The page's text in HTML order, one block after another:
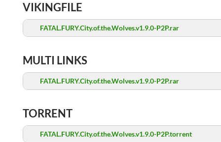
VIKINGFILE
FATAL.FURY.City.of.the.Wolves.v1.9.0-P2P.rar
MULTI LINKS
FATAL.FURY.City.of.the.Wolves.v1.9.0-P2P.rar
TORRENT
FATAL.FURY.City.of.the.Wolves.v1.9.0-P2P.torrent